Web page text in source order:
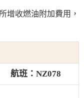
增收燃油附加費用，
NZ078